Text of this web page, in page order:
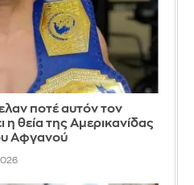
ποτέ αυτόν τον
η θεία της Αμερικανίδας
Αφγανού